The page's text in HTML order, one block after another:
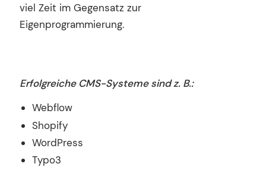
viel Zeit im Gegensatz zur
Eigenprogrammierung.
Erfolgreiche CMS-Systeme sind z. B.:
Webflow
Shopify
WordPress
Typo3